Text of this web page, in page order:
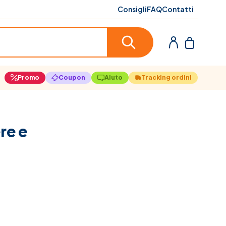
ConsigliFAQContatti
Promo Coupon Aiuto Tracking ordini
e